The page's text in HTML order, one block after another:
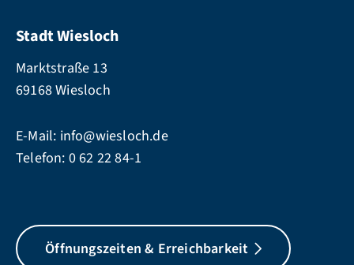
Stadt Wiesloch
Marktstraße 13
69168 Wiesloch
E-Mail: info@wiesloch.de
Telefon: 0 62 22 84-1
Öffnungszeiten & Erreichbarkeit